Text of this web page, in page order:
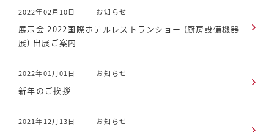
2022年02月10日 お知らせ
展示会 2022国際ホテルレストランショー (厨房設備機器
展) 出展ご案内
2022年01月01日 お知らせ
新年のご挨拶
2021年12月13日 お知らせ